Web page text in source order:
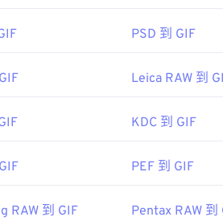
RAW-Raw-File-Format-
Photoshop
PSD 到 GIF
Leica RAW 到
KDC 到 GIF
PEF 到 GIF
RAW 到 GIF Pentax RAW 到